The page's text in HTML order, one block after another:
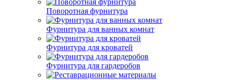
Поворотная фурнитура
Фурнитура для ванных комнат
Фурнитура для кроватей
Фурнитура для гардеробов